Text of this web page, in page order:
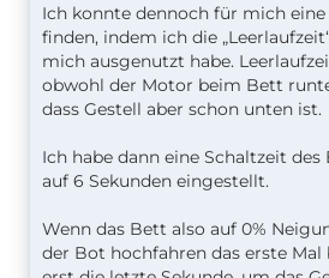
Ich konnte dennoch für mich
finden, indem ich die
mich ausgenutzt habe.
obwohl der Motor beim Bett
dass Gestell aber schon unten ist.
Ich habe dann eine Schaltzeit
auf 6 Sekunden eingestellt.
Wenn das Bett also auf 0%
der Bot hochfahren das erste